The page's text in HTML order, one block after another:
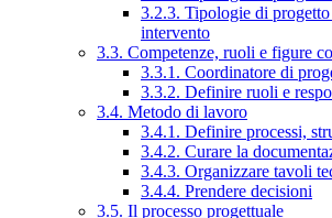
3.2.3. Tipologie di
intervento
3.3. Competenze, ruoli e figure
3.3.1. Coordinatore di
3.3.2. Definire ruoli e
3.4. Metodo di lavoro
3.4.1. Definire processi,
3.4.2. Curare la
3.4.3. Organizzare tavoli
3.4.4. Prendere decisioni
3.5. Il processo progettuale